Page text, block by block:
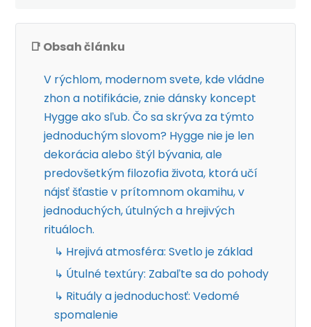
📑 Obsah článku
V rýchlom, modernom svete, kde vládne
zhon a notifikácie, znie dánsky koncept
Hygge ako sľub. Čo sa skrýva za týmto
jednoduchým slovom? Hygge nie je len
dekorácia alebo štýl bývania, ale
predovšetkým filozofia života, ktorá učí
nájsť šťastie v prítomnom okamihu, v
jednoduchých, útulných a hrejivých
rituáloch.
↳ Hrejivá atmosféra: Svetlo je základ
↳ Útulné textúry: Zabaľte sa do pohody
↳ Rituály a jednoduchosť: Vedomé
spomalenie